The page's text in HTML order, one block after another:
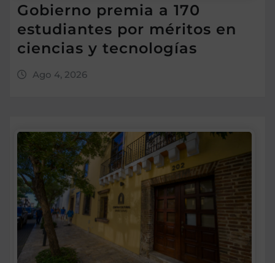
Gobierno premia a 170
estudiantes por méritos en
ciencias y tecnologías
Ago 4, 2026